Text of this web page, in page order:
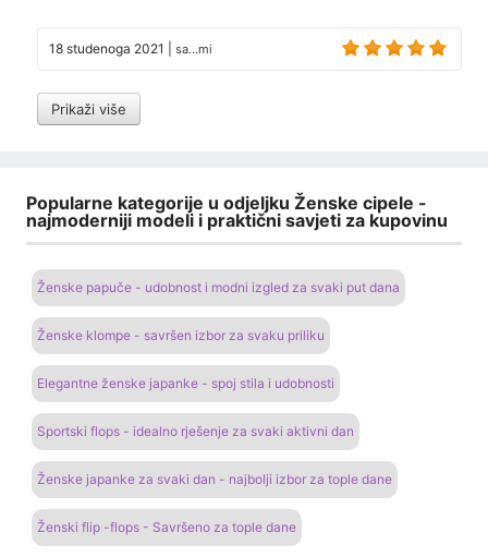
18 studenoga 2021 sa...mi
Prikaži više
Popularne kategorije u odjeljku Ženske cipele -
najmoderniji modeli i praktični savjeti za kupovinu
Ženske papuče - udobnost i modni izgled za svaki put dana
Ženske klompe - savršen izbor za svaku priliku
Elegantne ženske japanke - spoj stila i udobnosti
Sportski flops - idealno rješenje za svaki aktivni dan
Ženske japanke za svaki dan - najbolji izbor za tople dane
Ženski flip -flops - Savršeno za tople dane